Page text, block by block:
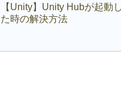
【Unity】Unity Hubが起動
た時の解決方法